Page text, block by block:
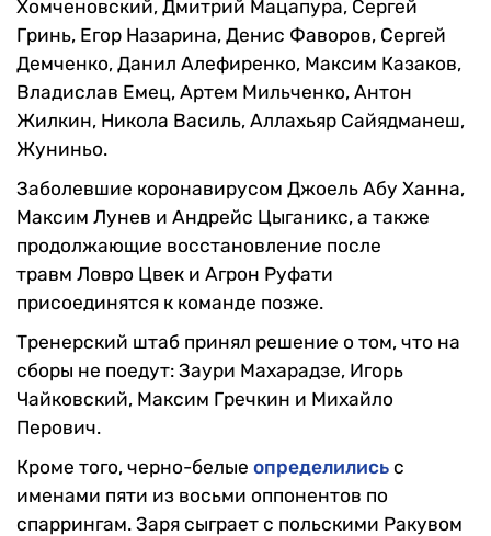
Хомченовский, Дмитрий Мацапура, Сергей
Гринь, Егор Назарина, Денис Фаворов, Сергей
Демченко, Данил Алефиренко, Максим Казаков,
Владислав Емец, Артем Мильченко, Антон
Жилкин, Никола Василь, Аллахьяр Сайядманеш,
Жуниньо.
Заболевшие коронавирусом Джоель Абу Ханна,
Максим Лунев и Андрейс Цыганикс, а также
продолжающие восстановление после
травм Ловро Цвек и Агрон Руфати
присоединятся к команде позже.
Тренерский штаб принял решение о том, что на
сборы не поедут: Заури Махарадзе, Игорь
Чайковский, Максим Гречкин и Михайло
Перович.
Кроме того, черно-белые определились с
именами пяти из восьми оппонентов по
спаррингам. Заря сыграет с польскими Ракувом